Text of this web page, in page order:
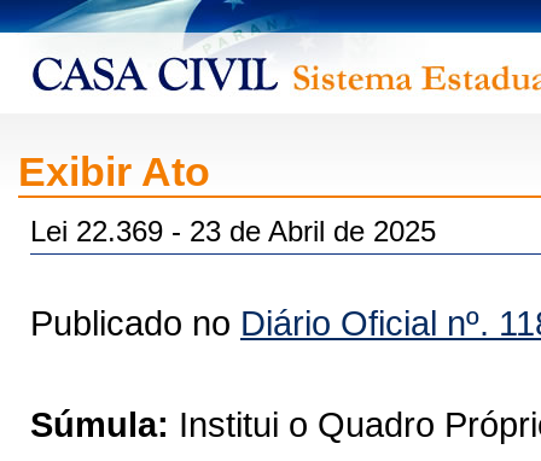
Exibir Ato
Lei 22.369 - 23 de Abril de 2025
Publicado no Diário Oficial nº.
Súmula: Institui o Quadro